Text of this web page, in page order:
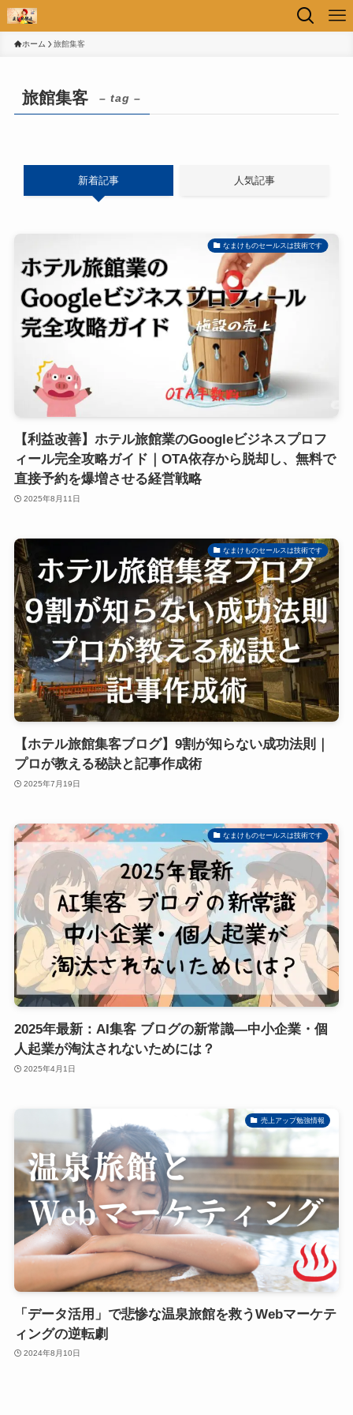
ホーム 旅館集客
旅館集客 – tag –
新着記事 人気記事
なまけものセールスは技術です
【利益改善】ホテル旅館業のGoogleビジネスプロフ
ィール完全攻略ガイド｜OTA依存から脱却し、無料で
直接予約を爆増させる経営戦略
2025年8月11日
なまけものセールスは技術です
【ホテル旅館集客ブログ】9割が知らない成功法則｜
プロが教える秘訣と記事作成術
2025年7月19日
なまけものセールスは技術です
2025年最新：AI集客 ブログの新常識―中小企業・個
人起業が淘汰されないためには？
2025年4月1日
売上アップ勉強情報
「データ活用」で悲惨な温泉旅館を救うWebマーケテ
ィングの逆転劇
2024年8月10日